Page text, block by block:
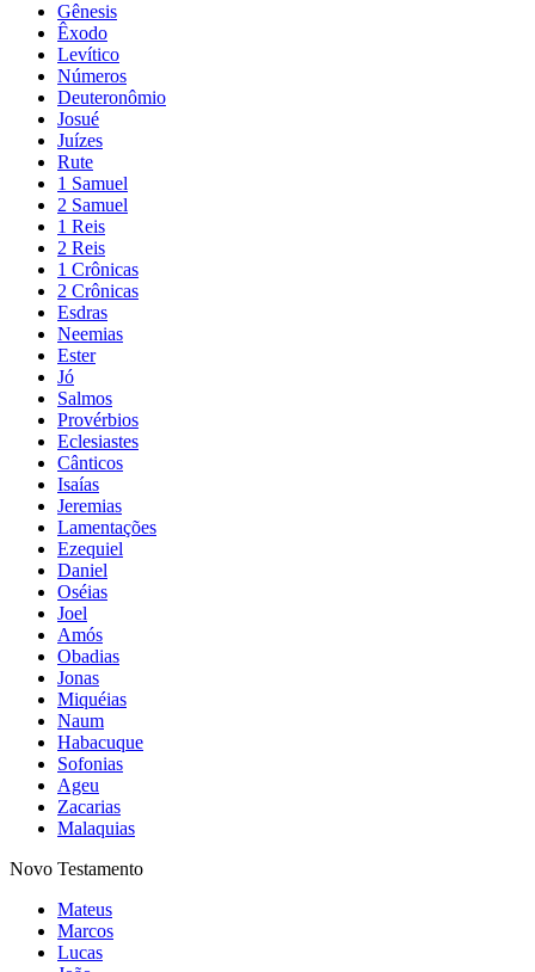
Gênesis
Êxodo
Levítico
Números
Deuteronômio
Josué
Juízes
Rute
1 Samuel
2 Samuel
1 Reis
2 Reis
1 Crônicas
2 Crônicas
Esdras
Neemias
Ester
Jó
Salmos
Provérbios
Eclesiastes
Cânticos
Isaías
Jeremias
Lamentações
Ezequiel
Daniel
Oséias
Joel
Amós
Obadias
Jonas
Miquéias
Naum
Habacuque
Sofonias
Ageu
Zacarias
Malaquias
Novo Testamento
Mateus
Marcos
Lucas